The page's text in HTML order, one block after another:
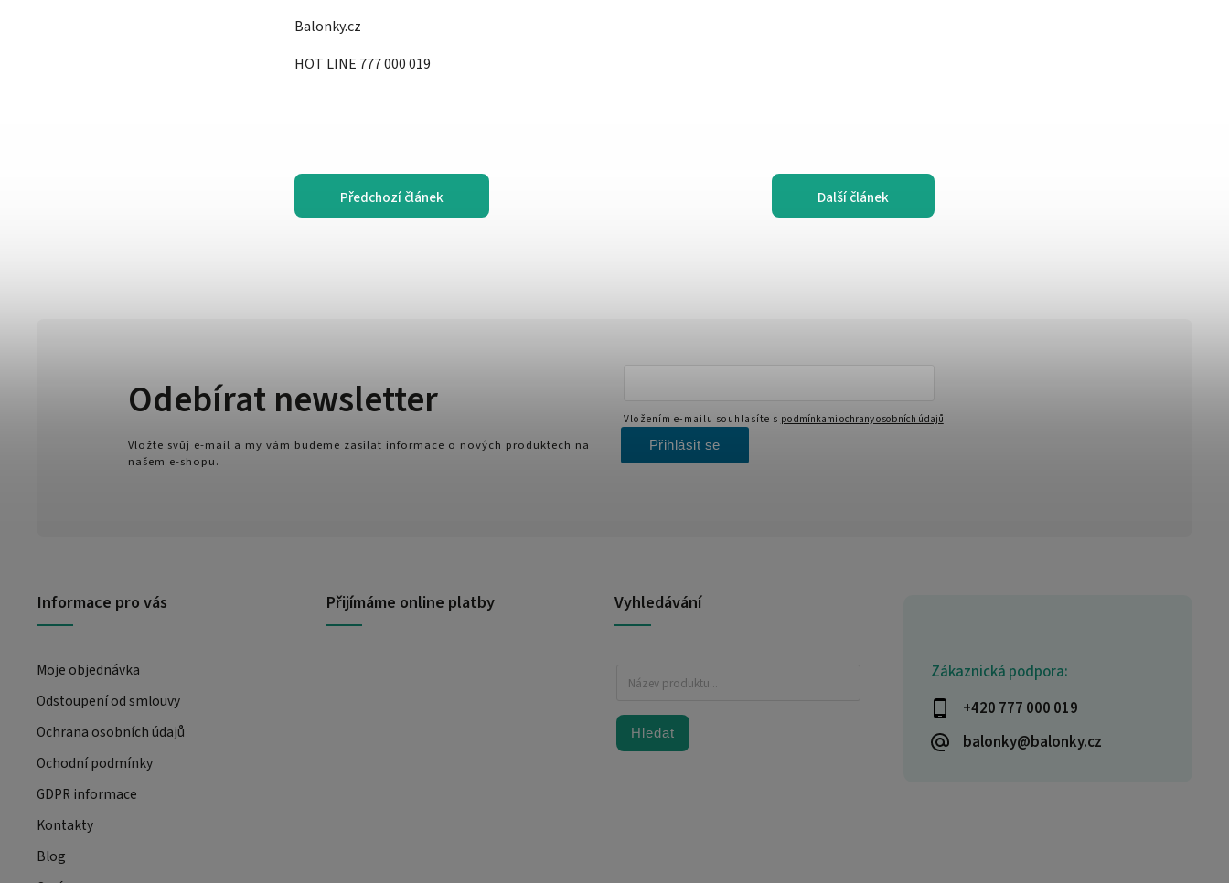
Balonky.cz
HOT LINE 777 000 019
Předchozí článek Další článek
Zákaznická podpora:
+420 777 000 019
balonky@balonky.cz
Informace pro vás
Moje objednávka
Odstoupení od smlouvy
Ochrana osobních údajů
Ochodní podmínky
GDPR informace
Kontakty
Blog
Přijímáme online platby Vyhledávání
Hledat
Odebírat newsletter
Vložte svůj e-mail a my vám budeme zasílat informace o nových produktech na
našem e-shopu.
Vložením e-mailu souhlasíte s podmínkami ochrany osobních údajů
Přihlásit se